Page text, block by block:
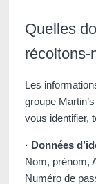
Quelles
récoltons-
Les
groupe
vous identifier,
· Données
Nom, prénom,
Numéro de